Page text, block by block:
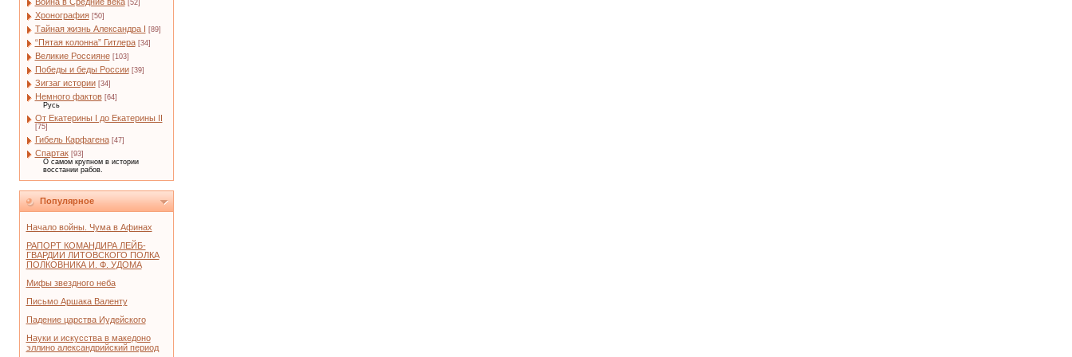
[52]
Хронография [50]
Тайная жизнь Александра I [89]
“Пятая колонна” Гитлера [34]
Великие Россияне [103]
Победы и беды России [39]
Зигзаг истории [34]
Немного фактов [64]
Русь
От Екатерины I до Екатерины II
[75]
Гибель Карфагена [47]
Спартак [93]
О самом крупном в истории
восстании рабов.
Популярное
Начало войны. Чума в Афинах
РАПОРТ КОМАНДИРА ЛЕЙБ-
ГВАРДИИ ЛИТОВСКОГО ПОЛКА
ПОЛКОВНИКА И. Ф. УДОМА
Мифы звездного неба
Письмо Аршака Валенту
Падение царства Иудейского
Науки и искусства в македоно
эллино александрийский период